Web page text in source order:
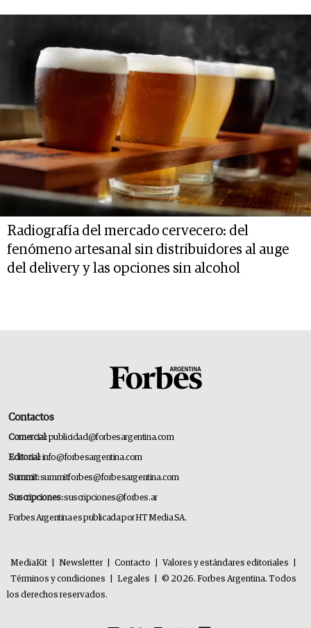
Radiografía del mercado cervecero: del
fenómeno artesanal sin distribuidores al auge
del delivery y las opciones sin alcohol
Contactos
Comercial:publicidad@forbesargentina.com
Editorial:info@forbesargentina.com
Summit:summitforbes@forbesargentina.com
Suscripciones:suscripciones@forbes.ar
Forbes Argentina es publicada por HT Media SA.
MediaKit Newsletter Contacto Valores y estándares editoriales
Términos y condiciones
Legales
© 2026. Forbes Argentina. Todos
los derechos reservados.